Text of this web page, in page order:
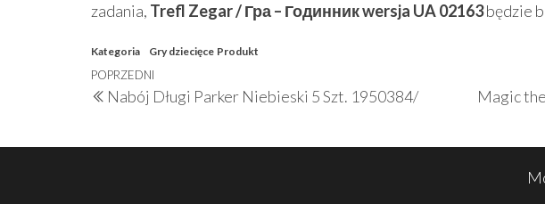
zadania, Trefl Zegar / Гра – Годинник wersja UA 02163będzie
Kategoria Gry dziecięce Produkt
Nawigacja
wpisu
Poprzedni
wpis
POPRZEDNI
Nabój Długi Parker Niebieski 5 Szt. 1950384/
Magic